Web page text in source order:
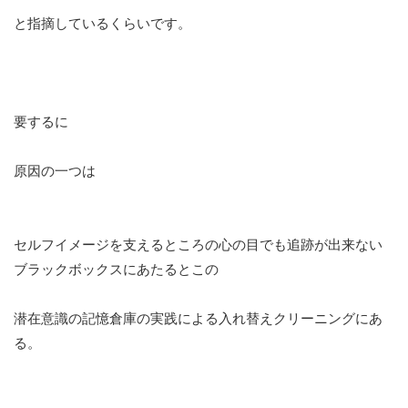
と指摘しているくらいです。
要するに
原因の一つは
セルフイメージを支えるところの心の目でも追跡が出来ない
ブラックボックスにあたるとこの
潜在意識の記憶倉庫の実践による入れ替えクリーニングにあ
る。